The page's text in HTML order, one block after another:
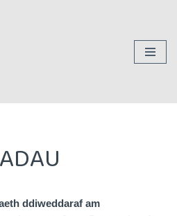
ddiweddaraf am